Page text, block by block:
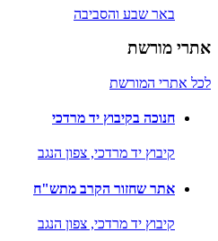
באר שבע והסביבה
אתרי מורשת
לכל אתרי המורשת
חנוכה בקיבוץ יד מרדכי
קיבוץ יד מרדכי, צפון הנגב
אתר שחזור הקרב מתש"ח
קיבוץ יד מרדכי, צפון הנגב